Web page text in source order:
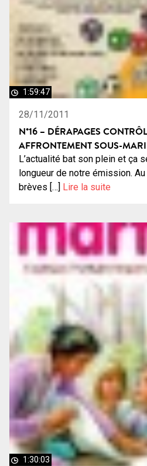
1:59:47
28/11/2011
N°16 – DÉRAPAGES
AFFRONTEMENT SOUS-
L’actualité bat son plein et ça
longueur de notre émission.
brèves […]
Lire la suite
1:30:03